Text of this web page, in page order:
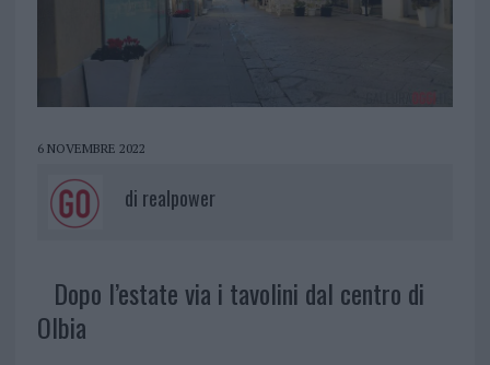
6 NOVEMBRE 2022
di realpower
Dopo l’estate via i tavolini dal centro di
Olbia